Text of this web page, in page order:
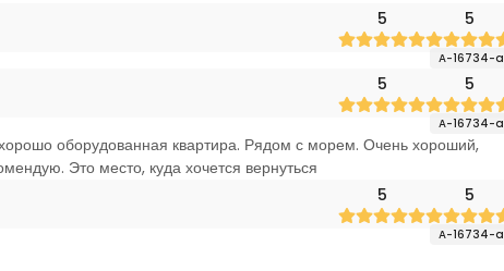
5 5
A-16734-a
5 5
A-16734-a
оборудованная квартира. Рядом с морем. Очень хороший,
Это место, куда хочется вернуться
5 5
A-16734-a